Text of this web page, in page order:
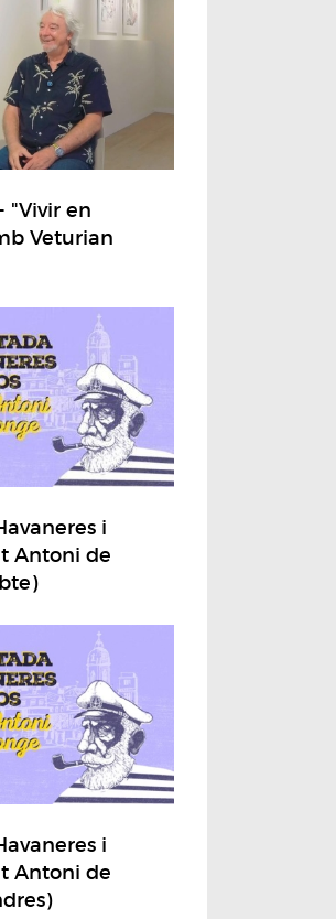
"Vivir en
Veturian
i
Antoni de
i
Antoni de